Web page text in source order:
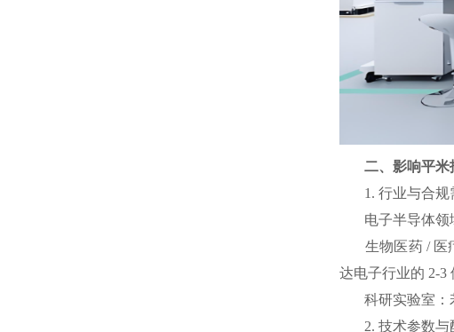
二、影响平米
1. 行业与合
电子半导体领
生物医药 / 医
达电子行业的 2-3
科研实验室：
2. 技术参数与